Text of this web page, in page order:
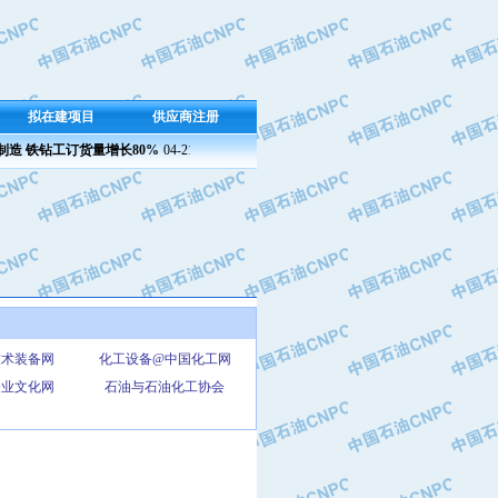
拟在建项目 供应商注册
铁钻工订货量增长80% 04-21 09:23 兰州石化成功产出新国标半精炼石蜡 04-21
装备网
化工设备@中国化工网
文化网
石油与石油化工协会